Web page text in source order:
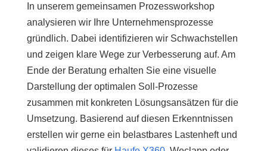
In unserem gemeinsamen Prozessworkshop
analysieren wir Ihre Unternehmensprozesse
gründlich. Dabei identifizieren wir Schwachstellen
und zeigen klare Wege zur Verbesserung auf. Am
Ende der Beratung erhalten Sie eine visuelle
Darstellung der optimalen Soll-Prozesse
zusammen mit konkreten Lösungsansätzen für die
Umsetzung. Basierend auf diesen Erkenntnissen
erstellen wir gerne ein belastbares Lastenheft und